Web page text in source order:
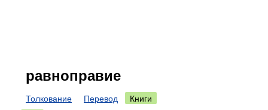
равноправие
Толкование Перевод
Книги